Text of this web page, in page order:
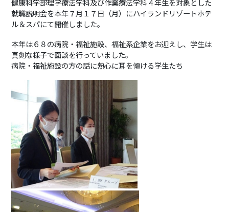
健康科学部理学療法学科及び作業療法学科４年生を対象とした
就職説明会を本年７月１７日（月）にハイランドリゾートホテ
ル＆スパにて開催しました。
本年は６８の病院・福祉施設、福祉系企業をお迎えし、学生は
真剣な様子で面談を行っていました。
病院・福祉施設の方の話に熱心に耳を傾ける学生たち